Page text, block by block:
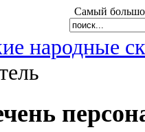
Самый
народные